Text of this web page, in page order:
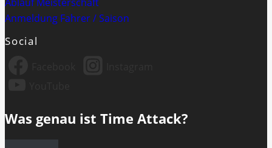
Ablauf Meisterschaft
Anmeldung Fahrer / Saison
Social
Was genau ist Time Attack?